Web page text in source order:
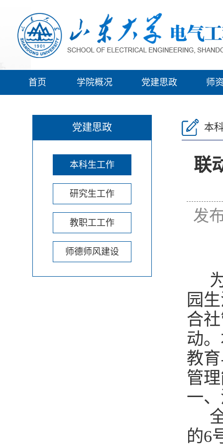
首页 学院概况 党建思政 师
党建思政
本科生工作
研究生工作
教职工工作
师德师风建设
本
联
发
园
合
动
教
管
一
的6